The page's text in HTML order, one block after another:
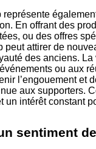
représente
En offrant des
ou des offres
peut attirer de
des anciens. La
ou aux
l’engouement et
aux supporters.
un intérêt constant
sentiment